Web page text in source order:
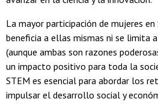
La mayor participación de mujeres
beneficia a ellas mismas ni se limita
(aunque ambas son razones
un impacto positivo para toda la
STEM es esencial para abordar los
impulsar el desarrollo social y